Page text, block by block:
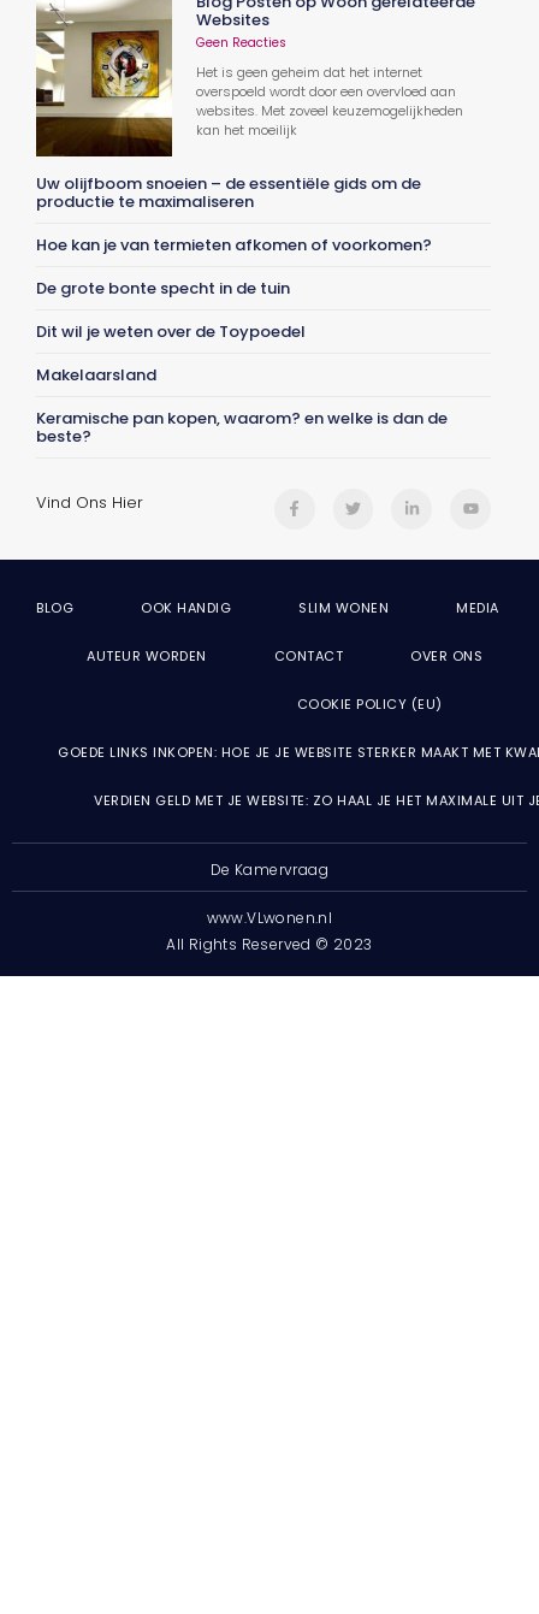
Websites
Geen Reacties
Het is geen geheim dat het internet
overspoeld wordt door een overvloed aan
websites. Met zoveel keuzemogelijkheden
kan het moeilijk
Uw olijfboom snoeien – de essentiële gids om de
productie te maximaliseren
Hoe kan je van termieten afkomen of voorkomen?
De grote bonte specht in de tuin
Dit wil je weten over de Toypoedel
Makelaarsland
Keramische pan kopen, waarom? en welke is dan de
beste?
Vind Ons Hier
BLOG OOK HANDIG SLIM WONEN MEDIA
AUTEUR WORDEN CONTACT OVER ONS
COOKIE POLICY (EU)
GOEDE LINKS INKOPEN: HOE JE JE WEBSITE STERKER MAAKT MET
VERDIEN GELD MET JE WEBSITE: ZO HAAL JE HET MAXIMALE UIT
De Kamervraag
www.VLwonen.nl
All Rights Reserved © 2023